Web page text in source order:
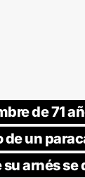
de 71
de un
su arnés se